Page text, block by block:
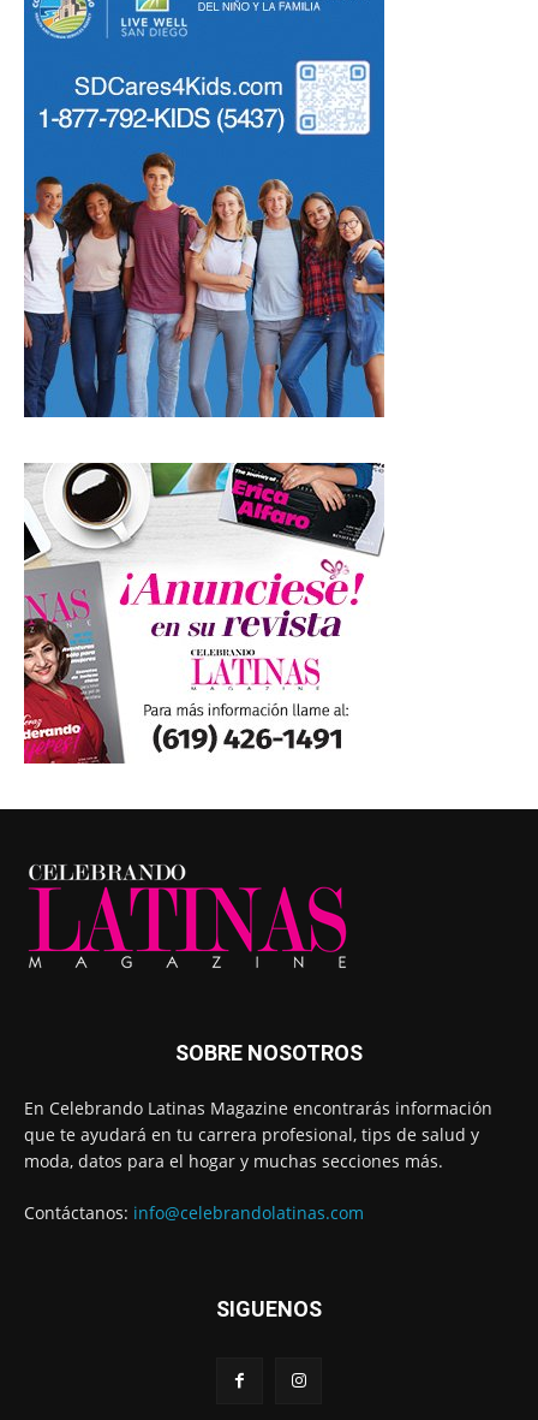
SOBRE NOSOTROS
En Celebrando Latinas Magazine encontrarás información
que te ayudará en tu carrera profesional, tips de salud y
moda, datos para el hogar y muchas secciones más.
Contáctanos: info@celebrandolatinas.com
SIGUENOS